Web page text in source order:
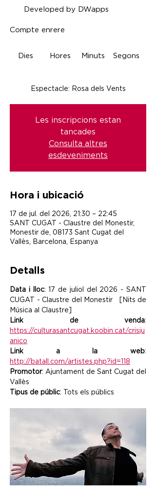
Segons
Minuts
Hores
Dies
Compte enrere
Developed by DWapps
Espectacle: Rosa dels Vents
Les inscripcions estan
tancades
Consulta altres
esdeveniments
Hora i ubicació
17 de jul. del 2026, 21:30 – 22:45
SANT CUGAT - Claustre del Monestir,
Monestir de, 08173 Sant Cugat del
Vallès, Barcelona, Espanya
Detalls
Data i lloc: 17 de juliol del 2026 - SANT
CUGAT - Claustre del Monestir   [Nits de
Música al Claustre]
Link de venda
https://culturasantcugat.koobin.cat/crisju
anico
Link a la web
http://batall.com/artistes.php?id=118
Promotor: Ajuntament de Sant Cugat del
Vallès
Tipus de públic: Tots els públics